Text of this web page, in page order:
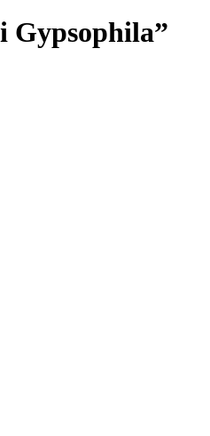
Gypsophila”